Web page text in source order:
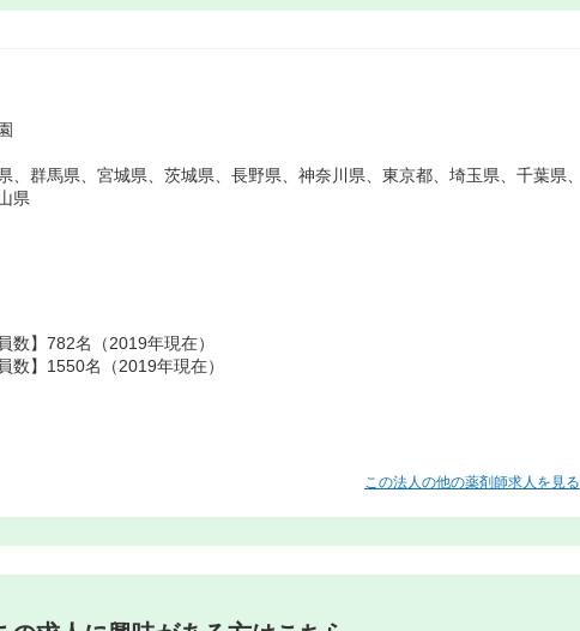
、群馬県、宮城県、茨城県、長野県、神奈川県、東京都、埼玉県、千葉県、
県
数】782名（2019年現在）
数】1550名（2019年現在）
この法人の他の薬剤師求人を見る